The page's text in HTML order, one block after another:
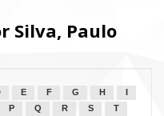
Silva, Paulo
E F G H
P Q R S
T